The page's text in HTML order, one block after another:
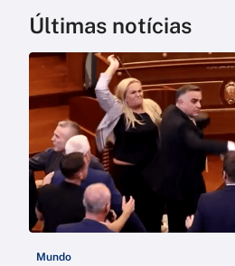
Últimas notícias
Mundo